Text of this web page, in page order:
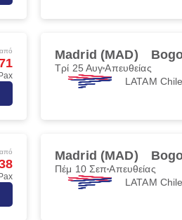
Madrid (MAD)
Τρί 25 ΑυγΑπευθείας
LATAM Chile
Madrid (MAD)
Πέμ 10 ΣεπΑπευθείας
LATAM Chile